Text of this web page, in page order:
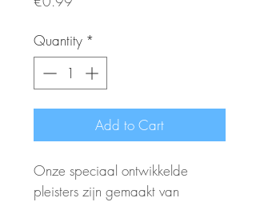
Quantity *
Add to Cart
Onze speciaal ontwikkelde
pleisters zijn gemaakt van